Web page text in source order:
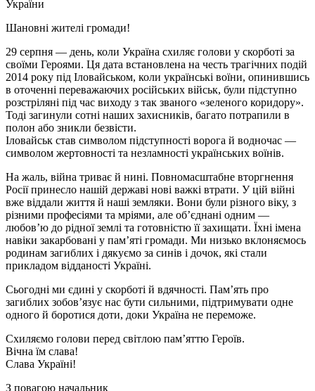
України
Шановні жителі громади!
29 серпня — день, коли Україна схиляє голови у скорботі за
своїми Героями. Ця дата встановлена на честь трагічних подій
2014 року під Іловайськом, коли українські воїни, опинившись
в оточенні переважаючих російських військ, були підступно
розстріляні під час виходу з так званого «зеленого коридору».
Тоді загинули сотні наших захисників, багато потрапили в
полон або зникли безвісти.
Іловайськ став символом підступності ворога й водночас —
символом жертовності та незламності українських воїнів.
На жаль, війна триває й нині. Повномасштабне вторгнення
Росії принесло нашій державі нові важкі втрати. У цій війні
вже віддали життя й наші земляки. Вони були різного віку, з
різними професіями та мріями, але об’єднані одним —
любов’ю до рідної землі та готовністю її захищати. Їхні імена
навіки закарбовані у пам’яті громади. Ми низько вклоняємось
родинам загиблих і дякуємо за синів і дочок, які стали
прикладом відданості Україні.
Сьогодні ми єдині у скорботі й вдячності. Пам’ять про
загиблих зобов’язує нас бути сильними, підтримувати одне
одного й боротися доти, доки Україна не переможе.
Схиляємо голови перед світлою пам’яттю Героїв.
Вічна їм слава!
Слава Україні!
З повагою начальник